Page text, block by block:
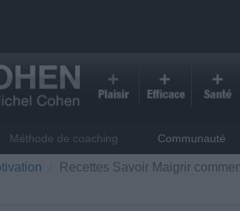
Méthode de coaching Communauté
Recettes Savoir Maigrir